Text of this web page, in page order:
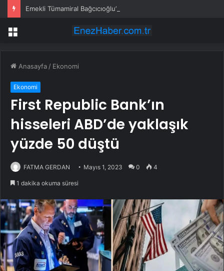
Menü
Anasayfa / Ekonomi
Ekonomi
First Republic Bank’ın
hisseleri ABD’de yaklaşık
yüzde 50 düştü
FATMA GERDAN Mayıs 1, 2023 0 4
1 dakika okuma süresi